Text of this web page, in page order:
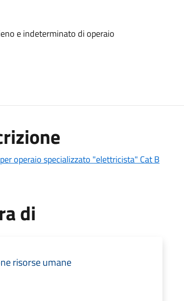
e indeterminato di operaio
operaio specializzato "elettricista" Cat B
di
risorse umane